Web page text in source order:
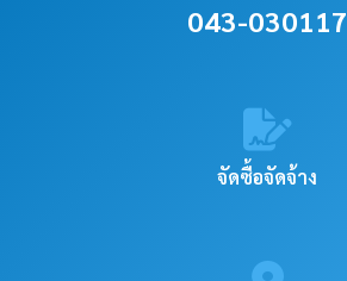
043-030117
จัดซื้อจัดจ้าง